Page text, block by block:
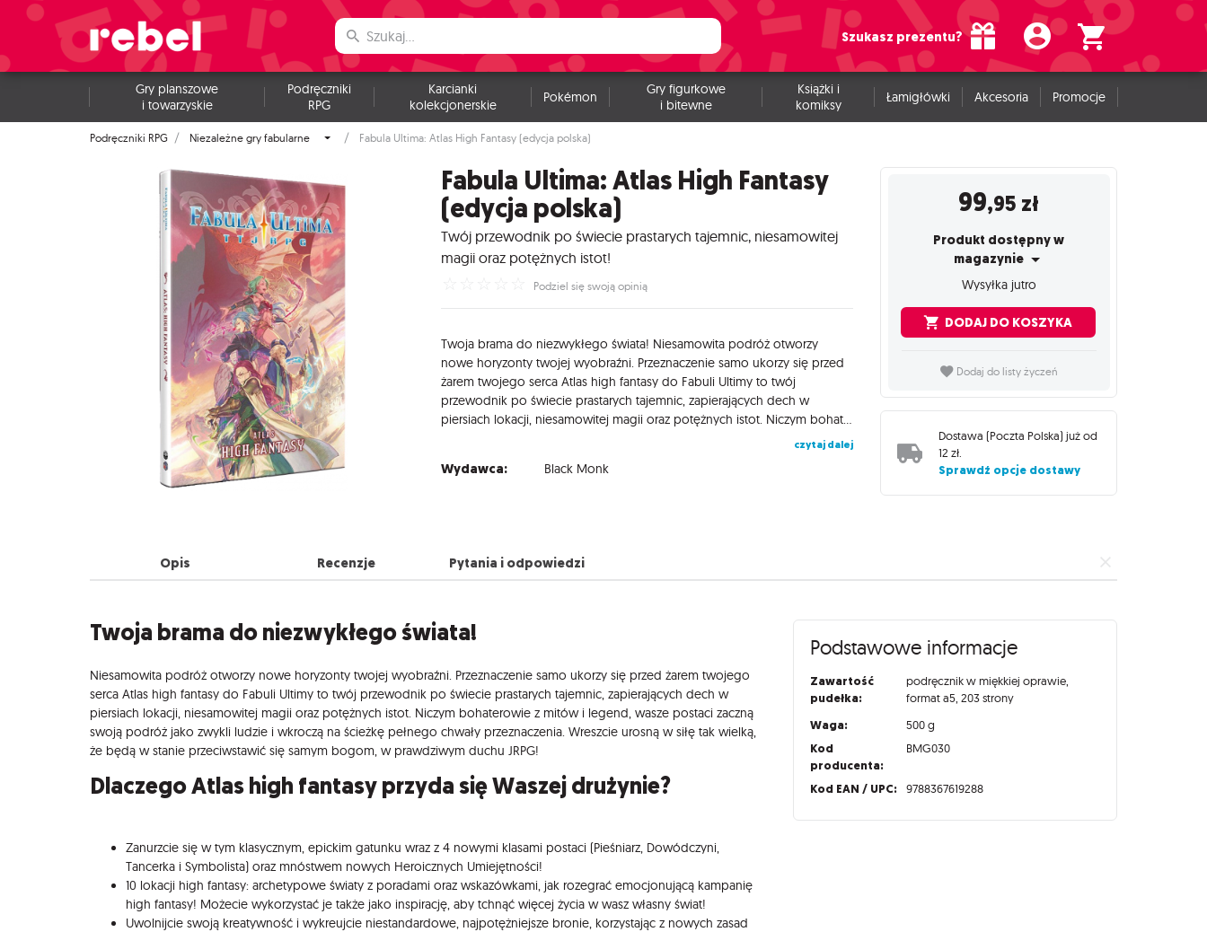
Szukasz prezentu?
Gry planszowe
i towarzyskie
Podręczniki
RPG
Karcianki
kolekcjonerskie
Pokémon
Gry figurkowe
i bitewne
Książki i
komiksy
Łamigłówki Akcesoria Promocje
Podręczniki RPG Niezależne gry fabularne Fabula Ultima: Atlas High Fantasy (edycja polska)
Fabula Ultima: Atlas High Fantasy
(edycja polska)
Twój przewodnik po świecie prastarych tajemnic, niesamowitej
magii oraz potężnych istot!
Podziel się swoją opinią
Twoja brama do niezwykłego świata! Niesamowita podróż otworzy
nowe horyzonty twojej wyobraźni. Przeznaczenie samo ukorzy się przed
żarem twojego serca Atlas high fantasy do Fabuli Ultimy to twój
przewodnik po świecie prastarych tajemnic, zapierających dech w
piersiach lokacji, niesamowitej magii oraz potężnych istot. Niczym bohaterowie z mitów i legend, wasze postaci zaczną swoją podróż jako zwykli ludzie i wkroczą na ścieżkę pełnego chwały przeznaczenia. Wreszcie urosną w siłę tak wielką, że będą w stanie przeciwstawić się samym bogom, w prawdziwym duchu JRPG! Dlaczego Atlas high fantasy przyda się Waszej drużynie? Zanurzcie się w tym klasycznym, epickim gatunku wraz z 4 nowymi klasami postaci (Pieśniarz, Dowódczyni, Tancerka i Symbolista) oraz mnóstwem nowych Heroicznych Umiejętności! 10 lokacji high fantasy: archetypowe światy z poradami oraz wskazówkami, jak rozegrać emocjonującą kampanię high fantasy! Możecie wykorzystać je także jako inspirację, aby tchnąć więcej życia w wasz własny świat! Uwolnijcie swoją kreatywność i wykreujcie niestandardowe, najpotężniejsze bronie, korzystając z nowych zasad ich tworzenia! Odkrycie Dziwactwa, czyli nową, opcjonalną zasadę, która nada waszym bohaterom więcej charakteru, a następnie przesuńcie granice ich możliwości dzięki Mocom Zero! Czeka na was 5 Złoczyńców – wymagających, nowych bossów, którzy rosną w siłę wraz z biegiem waszych przygód, stanowiąc prawdziwe, ciężkie wyzwanie dla bohaterów! Dodatek liczy 200 kolorowych stron, a ilustracje w stylu mangi oraz chibi stworzyli artyści z całego świata!
czytaj dalej
Wydawca: Black Monk
99,95 zł
Produkt dostępny w
magazynie
Wysyłka jutro
DODAJ DO KOSZYKA
Dodaj do listy życzeń
Dostawa (Poczta Polska) już od
12 zł.
Sprawdź opcje dostawy
Opis Recenzje Pytania i odpowiedzi
Opis
Twoja brama do niezwykłego świata!
Niesamowita podróż otworzy nowe horyzonty twojej wyobraźni. Przeznaczenie samo ukorzy się przed żarem twojego
serca Atlas high fantasy do Fabuli Ultimy to twój przewodnik po świecie prastarych tajemnic, zapierających dech w
piersiach lokacji, niesamowitej magii oraz potężnych istot. Niczym bohaterowie z mitów i legend, wasze postaci zaczną
swoją podróż jako zwykli ludzie i wkroczą na ścieżkę pełnego chwały przeznaczenia. Wreszcie urosną w siłę tak wielką,
że będą w stanie przeciwstawić się samym bogom, w prawdziwym duchu JRPG!
Dlaczego Atlas high fantasy przyda się Waszej drużynie?
Zanurzcie się w tym klasycznym, epickim gatunku wraz z 4 nowymi klasami postaci (Pieśniarz, Dowódczyni,
Tancerka i Symbolista) oraz mnóstwem nowych Heroicznych Umiejętności!
10 lokacji high fantasy: archetypowe światy z poradami oraz wskazówkami, jak rozegrać emocjonującą kampanię
high fantasy! Możecie wykorzystać je także jako inspirację, aby tchnąć więcej życia w wasz własny świat!
Uwolnijcie swoją kreatywność i wykreujcie niestandardowe, najpotężniejsze bronie, korzystając z nowych zasad
Podstawowe informacje
Zawartość
pudełka:
podręcznik w miękkiej oprawie,
format a5, 203 strony
Waga: 500 g
Kod
producenta:
BMG030
Kod EAN / UPC: 9788367619288